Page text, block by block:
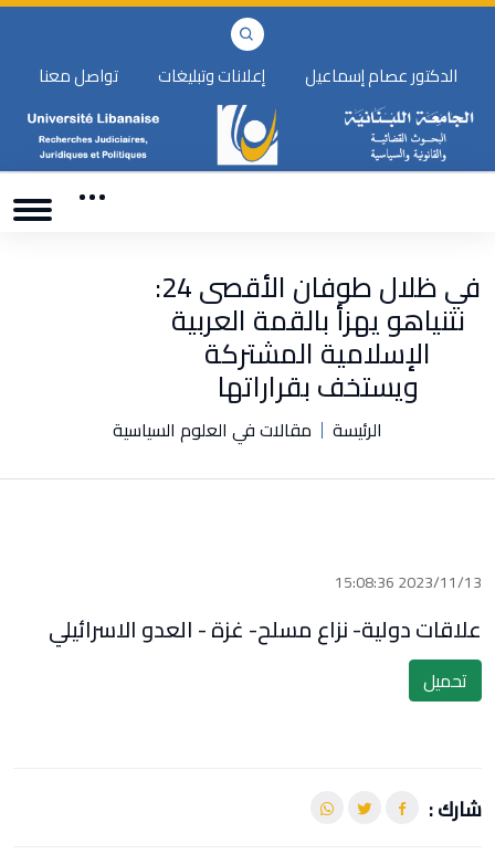
الدكتور عصام إسماعيل إعلانات وتبليغات تواصل معنا
في ظلال طوفان الأقصى 24:
نتنياهو يهزأ بالقمة العربية
الإسلامية المشتركة
ويستخف بقراراتها
الرئيسة مقالات في العلوم السياسية
2023/11/13 15:08:36
علاقات دولية- نزاع مسلح- غزة - العدو الاسرائيلي
تحميل
شارك :